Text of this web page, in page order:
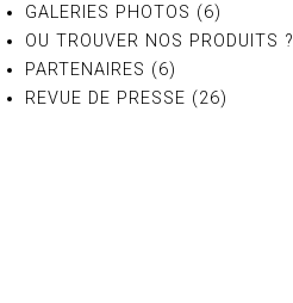
GALERIES PHOTOS (6)
OU TROUVER NOS PRODUITS ?
PARTENAIRES (6)
REVUE DE PRESSE (26)